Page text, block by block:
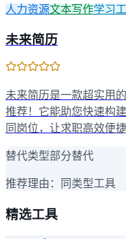
人力资源文本写作学习
未来简历
未来简历是一款超实用
推荐！它能助您快速构
同岗位，让求职高效便捷
替代类型部分替代
推荐理由： 同类型工具
精选工具